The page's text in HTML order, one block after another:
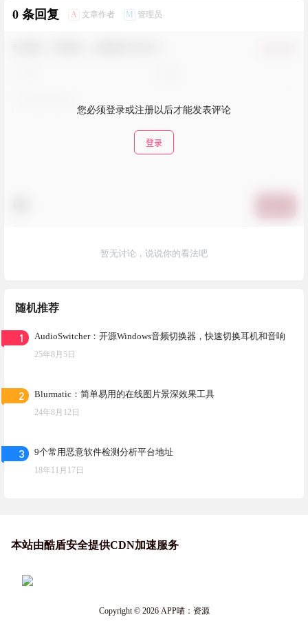
0 条回复 A 文章作者 M 管理员
您必须登录或注册以后才能发表评论
登录
暂无讨论，说说你的看法吧
随机推荐
1 AudioSwitcher：开源Windows音频切换器，快速切换耳机和音响
25年8月5日
2 Blurmatic：简单易用的在线图片景深效果工具
24年8月12日
3 9个常用恶意软件检测分析平台地址
18年11月17日
本站由酷盾安全提供CDN加速服务
Copyright © 2026APP喵：资源